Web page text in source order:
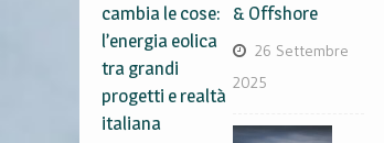
cambia le cose:
l’energia eolica
tra grandi
progetti e realtà
italiana
& Offshore
26 Settembre
2025